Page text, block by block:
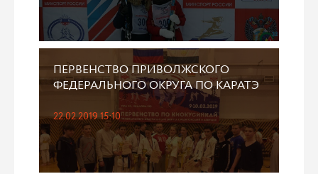
ПЕРВЕНСТВО ПРИВОЛЖСКОГО
ФЕДЕРАЛЬНОГО ОКРУГА ПО КАРАТЭ
22.02.2019 15:10